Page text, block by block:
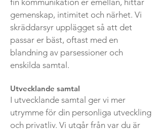
fin kommunikation er emellan, hittar
gemenskap, intimitet och närhet. Vi
skräddarsyr upplägget så att det
passar er bäst, oftast med en
blandning av parsessioner och
enskilda samtal.
Utvecklande samtal
I utvecklande samtal ger vi mer
utrymme för din personliga utveckling
och privatliv. Vi utgår från var du är